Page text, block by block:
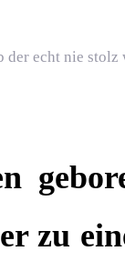
echt nie stolz
zu